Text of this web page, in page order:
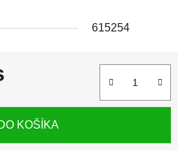
615254
KOŠÍKA